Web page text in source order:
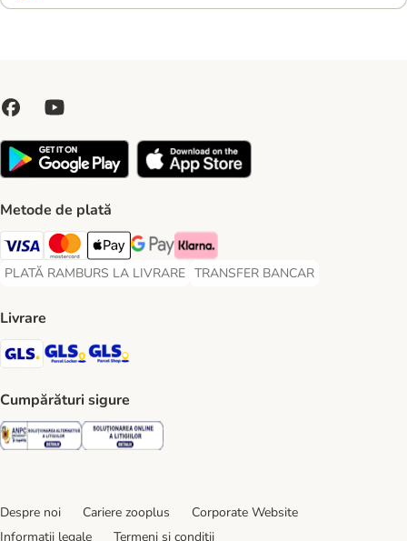
Metode de plată
Visa Payment Method
Master Card Payment Method
Apple Pay Payment Method
Google Pay Payment Method
Klarna Payment Method
PLATĂ RAMBURS LA LIVRARE
PLATĂ RAMBURS LA LIVRARE Payment Method
TRANSFER BANCAR
TRANSFER BANCAR Payment
Livrare
GLS Shipping Method
GLS Locker Shipping Method
Cumpărături sigure
Security Security
Despre noi Cariere zooplus
Corporate Website
Informații legale
Termeni şi condiţii